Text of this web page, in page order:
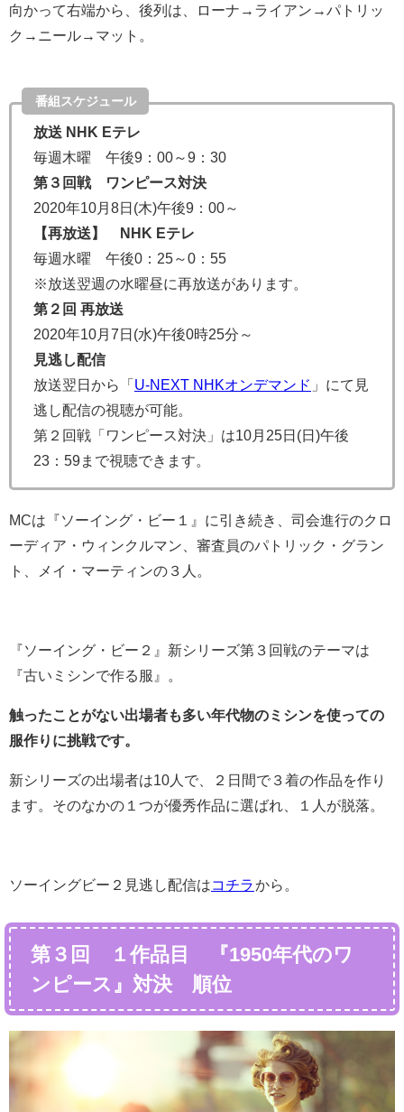
向かって右端から、後列は、ローナ→ライアン→パトリッ
ク→ニール→マット。
番組スケジュール
放送 NHK Eテレ
毎週木曜 午後9：00～9：30
第３回戦 ワンピース対決
2020年10月8日(木)午後9：00～
【再放送】 NHK Eテレ
毎週水曜 午後0：25～0：55
※放送翌週の水曜昼に再放送があります。
第２回 再放送
2020年10月7日(水)午後0時25分～
見逃し配信
放送翌日から「U-NEXT NHKオンデマンド 」にて見
逃し配信の視聴が可能。
第２回戦「ワンピース対決」は10月25日(日)午後
23：59まで視聴できます。
MCは『ソーイング・ビー１』に引き続き、司会進行のクロ
ーディア・ウィンクルマン、審査員のパトリック・グラン
ト、メイ・マーティンの３人。
『ソーイング・ビー２』新シリーズ第３回戦のテーマは
『古いミシンで作る服』。
触ったことがない出場者も多い年代物のミシンを使っての
服作りに挑戦です。
新シリーズの出場者は10人で、２日間で３着の作品を作り
ます。そのなかの１つが優秀作品に選ばれ、１人が脱落。
ソーイングビー２見逃し配信はコチラから。
第３回 １作品目 『1950年代のワ
ンピース』対決 順位